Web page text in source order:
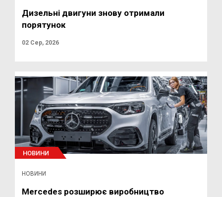
Дизельні двигуни знову отримали
порятунок
02 Сер, 2026
НОВИНИ
НОВИНИ
Mercedes розширює виробництво